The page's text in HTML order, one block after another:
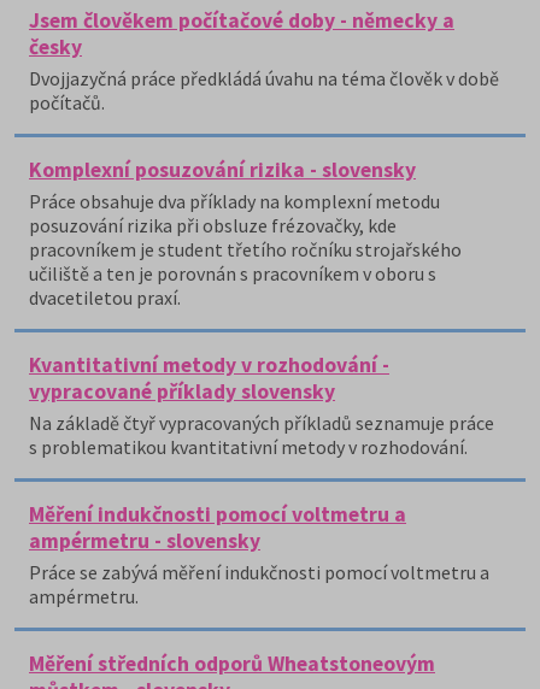
Jsem člověkem počítačové doby - německy a
česky
Dvojjazyčná práce předkládá úvahu na téma člověk v době
počítačů.
Komplexní posuzování rizika - slovensky
Práce obsahuje dva příklady na komplexní metodu
posuzování rizika při obsluze frézovačky, kde
pracovníkem je student třetího ročníku strojařského
učiliště a ten je porovnán s pracovníkem v oboru s
dvacetiletou praxí.
Kvantitativní metody v rozhodování -
vypracované příklady slovensky
Na základě čtyř vypracovaných příkladů seznamuje práce
s problematikou kvantitativní metody v rozhodování.
Měření indukčnosti pomocí voltmetru a
ampérmetru - slovensky
Práce se zabývá měření indukčnosti pomocí voltmetru a
ampérmetru.
Měření středních odporů Wheatstoneovým